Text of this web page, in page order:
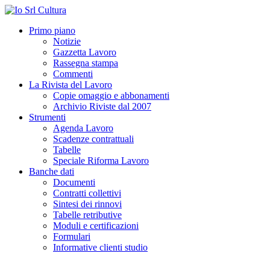
Primo piano
Notizie
Gazzetta Lavoro
Rassegna stampa
Commenti
La Rivista del Lavoro
Copie omaggio e abbonamenti
Archivio Riviste dal 2007
Strumenti
Agenda Lavoro
Scadenze contrattuali
Tabelle
Speciale Riforma Lavoro
Banche dati
Documenti
Contratti collettivi
Sintesi dei rinnovi
Tabelle retributive
Moduli e certificazioni
Formulari
Informative clienti studio